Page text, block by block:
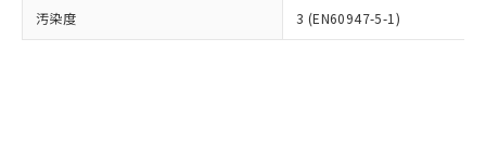
汚染度 3 (EN60947-5-1)
登録された部品リストについて、当社
および当社の共同利用者が、当社の製
※3 非含有証明書ダウンロード